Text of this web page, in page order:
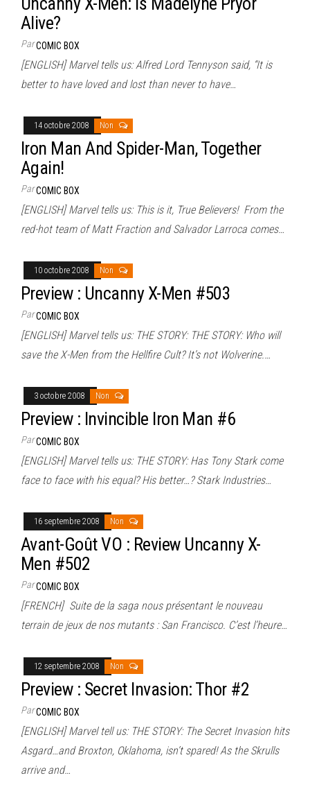
Alive?
ParCOMIC BOX
[ENGLISH] Marvel tells us: Alfred Lord Tennyson said, “It is
better to have loved and lost than never to have…
14 octobre 2008 Non
Iron Man And Spider-Man, Together
Again!
ParCOMIC BOX
[ENGLISH] Marvel tells us: This is it, True Believers! From the
red-hot team of Matt Fraction and Salvador Larroca comes…
10 octobre 2008 Non
Preview : Uncanny X-Men #503
ParCOMIC BOX
[ENGLISH] Marvel tells us: THE STORY: THE STORY: Who will
save the X-Men from the Hellfire Cult? It’s not Wolverine.…
3 octobre 2008 Non
Preview : Invincible Iron Man #6
ParCOMIC BOX
[ENGLISH] Marvel tells us: THE STORY: Has Tony Stark come
face to face with his equal? His better…? Stark Industries…
16 septembre 2008 Non
Avant-Goût VO : Review Uncanny X-
Men #502
ParCOMIC BOX
[FRENCH] Suite de la saga nous présentant le nouveau
terrain de jeux de nos mutants : San Francisco. C’est l’heure…
12 septembre 2008 Non
Preview : Secret Invasion: Thor #2
ParCOMIC BOX
[ENGLISH] Marvel tell us: THE STORY: The Secret Invasion hits
Asgard…and Broxton, Oklahoma, isn’t spared! As the Skrulls
arrive and…